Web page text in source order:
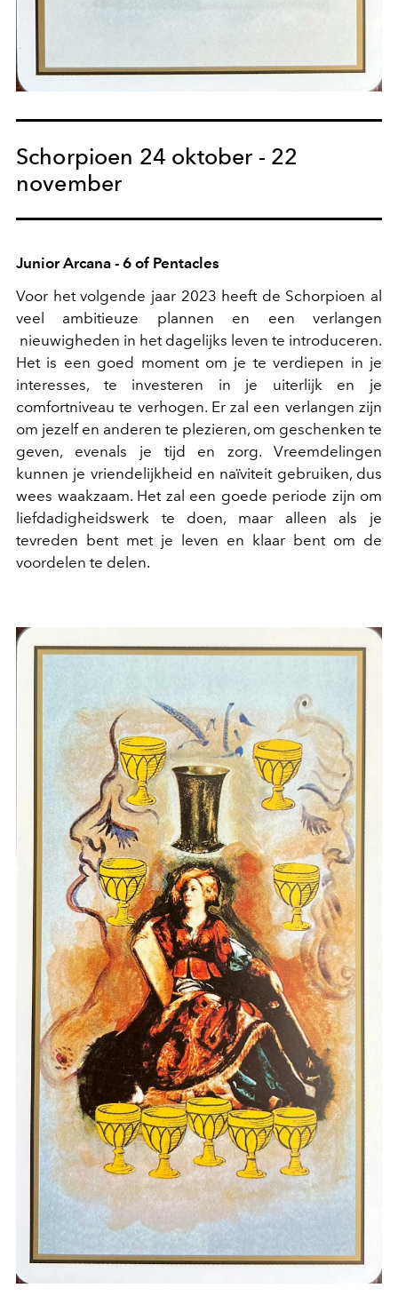
Schorpioen 24 oktober - 22
november
Junior Arcana - 6 of Pentacles
Voor het volgende jaar 2023 heeft de Schorpioen al
veel ambitieuze plannen en een verlangen
nieuwigheden in het dagelijks leven te introduceren.
Het is een goed moment om je te verdiepen in je
interesses, te investeren in je uiterlijk en je
comfortniveau te verhogen. Er zal een verlangen zijn
om jezelf en anderen te plezieren, om geschenken te
geven, evenals je tijd en zorg. Vreemdelingen
kunnen je vriendelijkheid en naïviteit gebruiken, dus
wees waakzaam. Het zal een goede periode zijn om
liefdadigheidswerk te doen, maar alleen als je
tevreden bent met je leven en klaar bent om de
voordelen te delen.